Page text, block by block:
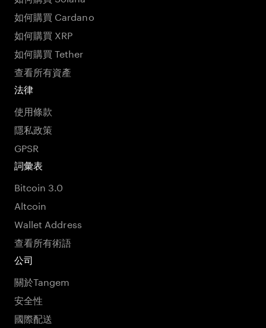
如何購買 Cardano
如何購買 XRP
如何購買 Tether
查看所有資產
法律
使用條款
隱私政策
GPSR
詞彙表
Bitcoin 3.0
Altcoin
Wallet Address
查看所有術語
公司
關於Tangem
安全性
國際配送